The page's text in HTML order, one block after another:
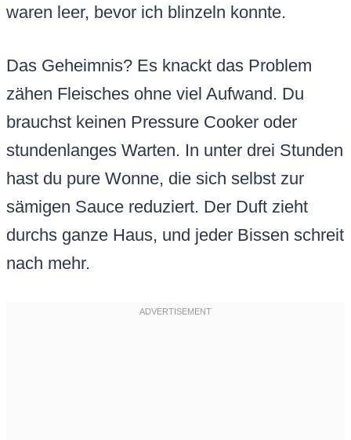
waren leer, bevor ich blinzeln konnte.
Das Geheimnis? Es knackt das Problem
zähen Fleisches ohne viel Aufwand. Du
brauchst keinen Pressure Cooker oder
stundenlanges Warten. In unter drei Stunden
hast du pure Wonne, die sich selbst zur
sämigen Sauce reduziert. Der Duft zieht
durchs ganze Haus, und jeder Bissen schreit
nach mehr.